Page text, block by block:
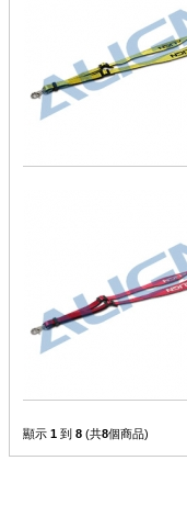
顯示 1 到 8 (共8個商品)